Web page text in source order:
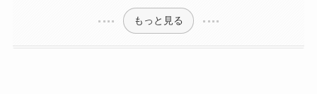
もっと見る